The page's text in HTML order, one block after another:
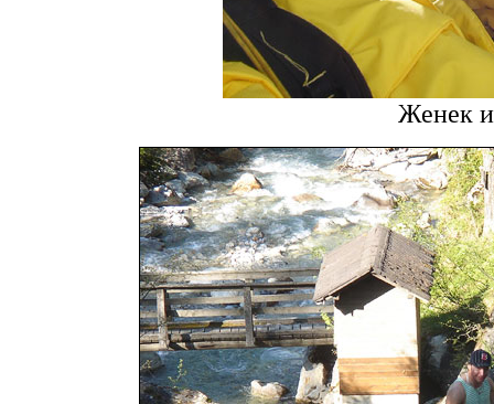
Женек